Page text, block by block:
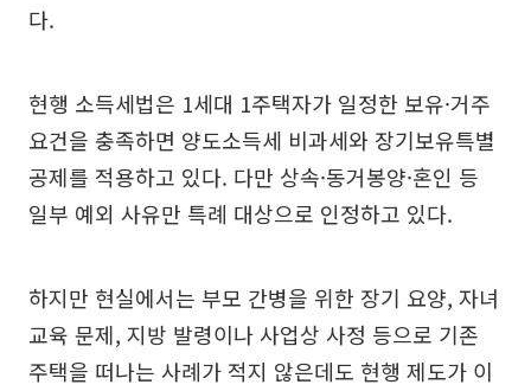
다.
현행 소득세법은 1세대 1주택자가 일정한 보유·거주
요건을 충족하면 양도소득세 비과세와 장기보유특별
공제를 적용하고 있다. 다만 상속·동거봉양·혼인 등
일부 예외 사유만 특례 대상으로 인정하고 있다.
하지만 현실에서는 부모 간병을 위한 장기 요양, 자녀
교육 문제, 지방 발령이나 사업상 사정 등으로 기존
주택을 떠나는 사례가 적지 않은데도 현행 제도가 이